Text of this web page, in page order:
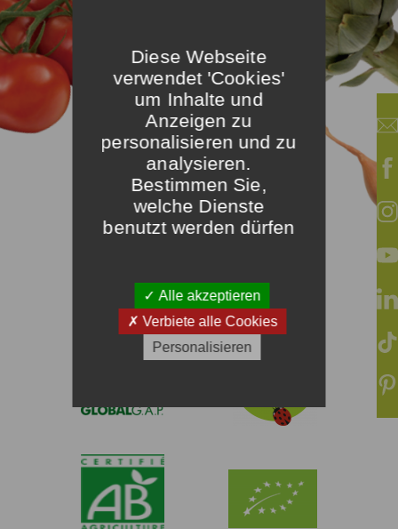
Diese Webseite
verwendet 'Cookies'
um Inhalte und
Anzeigen zu
personalisieren und zu
analysieren.
Bestimmen Sie,
welche Dienste
benutzt werden dürfen
Alle akzeptieren
Verbiete alle Cookies
Personalisieren